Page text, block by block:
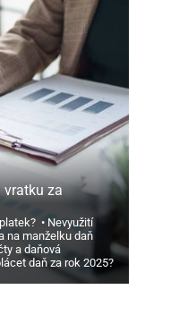
vratku za
Nevyužití
na manželku daň
a daňová
daň za rok 2025?